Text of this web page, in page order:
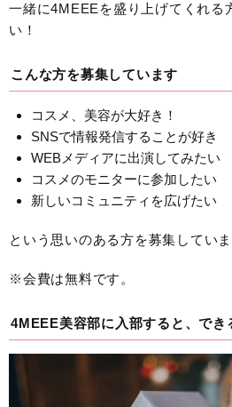
一緒に4MEEEを盛り上げてくれる
い！
こんな方を募集しています
コスメ、美容が大好き！
SNSで情報発信することが好き
WEBメディアに出演してみたい
コスメのモニターに参加したい
新しいコミュニティを広げたい
という思いのある方を募集していま
※会費は無料です。
4MEEE美容部に入部すると、でき